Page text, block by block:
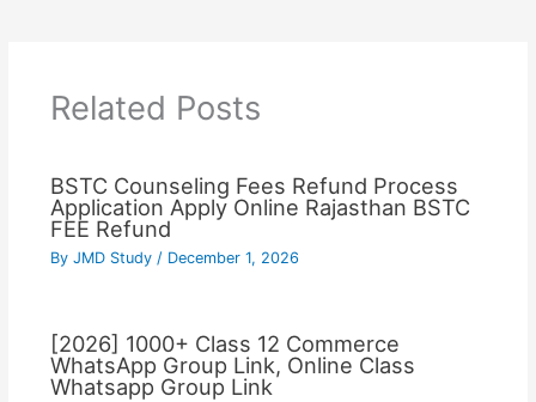
Related Posts
BSTC Counseling Fees Refund Process
Application Apply Online Rajasthan BSTC
FEE Refund
By JMD Study / December 1, 2026
[2026] 1000+ Class 12 Commerce
WhatsApp Group Link, Online Class
Whatsapp Group Link